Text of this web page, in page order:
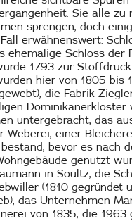
Sie alle zu
sprengen, doch
erwähnenswert:
ehemalige Schloss der
1793 zur
hier von 1805 bis
die Fabrik
Dominikanerkloster
untergebracht, das
Weberei, einer
bevor es nach
genutzt
in Soultz, die
(1810 gegründet
das Unternehmen
von 1835, die 1963